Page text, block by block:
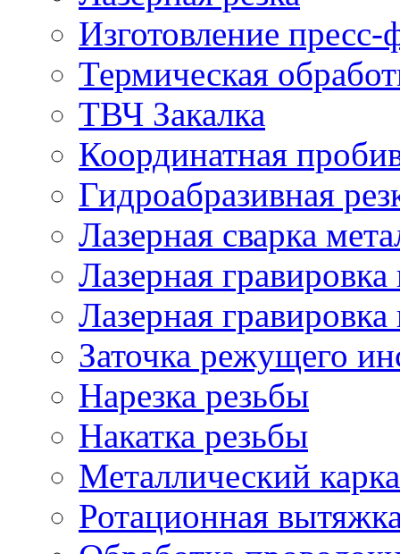
Изготовление
Термическая
ТВЧ Закалка
Координатная
Гидроабразивная
Лазерная сварка
Лазерная гравировка
Лазерная
Заточка режущего
Нарезка резьбы
Накатка резьбы
Металлический
Ротационная